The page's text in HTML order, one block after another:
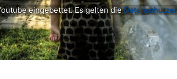
eingebettet. Es gelten die